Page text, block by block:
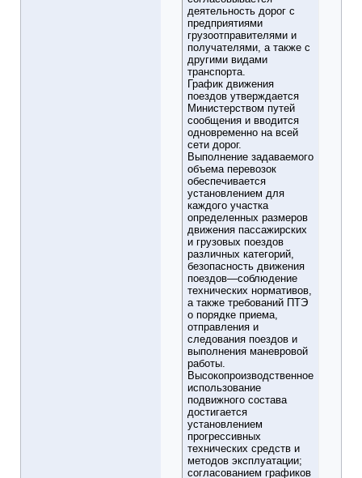
деятельность дорог с
предприятиями
грузоотправителями и
получателями, а также с
другими видами
транспорта.
График движения
поездов утверждается
Министерством путей
сообщения и вводится
одновременно на всей
сети дорог.
Выполнение задаваемого
объема перевозок
обеспечивается
установлением для
каждого участка
определенных размеров
движения пассажирских
и грузовых поездов
различных категорий,
безопасность движения
поездов—соблюдение
технических нормативов,
а также требований ПТЭ
о порядке приема,
отправления и
следования поездов и
выполнения маневровой
работы.
Высокопроизводственное
использование
подвижного состава
достигается
установлением
прогрессивных
технических средств и
методов эксплуатации;
согласованием графиков